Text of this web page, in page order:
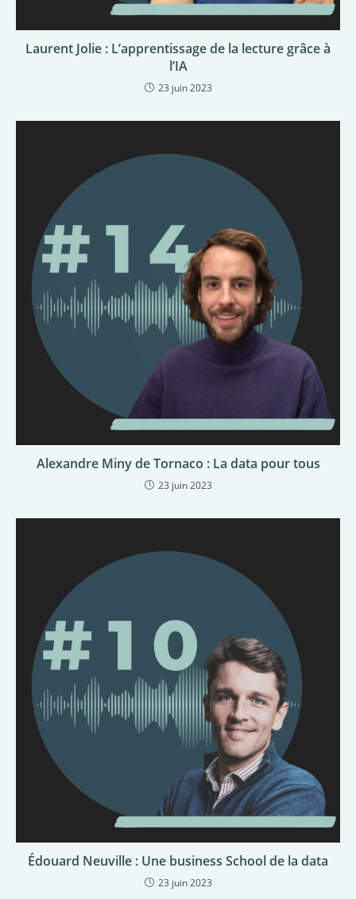
Laurent Jolie : L’apprentissage de la lecture grâce à
l’IA
23 juin 2023
Alexandre Miny de Tornaco : La data pour tous
23 juin 2023
Édouard Neuville : Une business School de la data
23 juin 2023